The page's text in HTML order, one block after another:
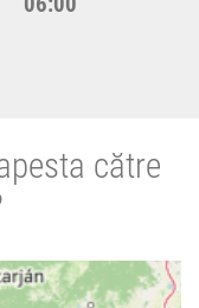
către